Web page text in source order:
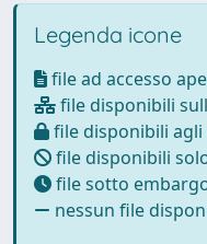
Legenda icone
file ad accesso
file disponibili
file disponibili
file disponibili
file sotto
nessun file